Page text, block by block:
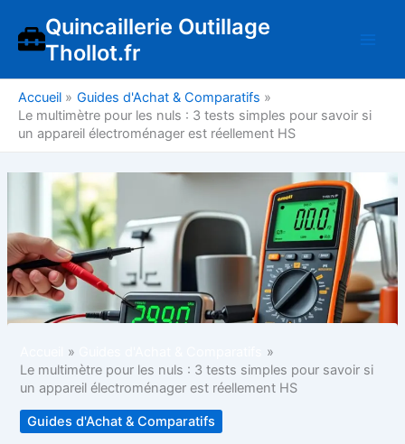
contenu
Quincaillerie Outillage
Thollot.fr
Accueil
Guides d'Achat & Comparatifs
Le multimètre pour les nuls : 3 tests simples pour savoir si
un appareil électroménager est réellement HS
Le multimètre pour les nuls : 3 tests simples pour savoir si
un appareil électroménager est réellement HS
Guides d'Achat & Comparatifs